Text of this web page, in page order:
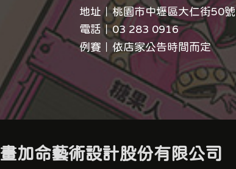
地址｜桃園市中壢區大仁街50號
電話｜03 283 0916
例賽｜依店家公告時間而定
畫加命藝術設計股份有限公司